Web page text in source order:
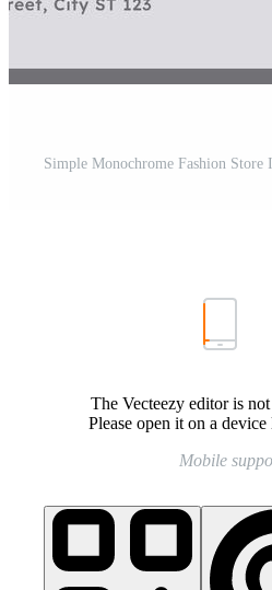
The Vecteezy editor is
Please open it on a
Mobile